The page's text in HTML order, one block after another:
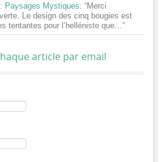
Paysages Mystiques: “Merci
Le design des cinq bougies est
tentantes pour l’helléniste que… ”
article par email